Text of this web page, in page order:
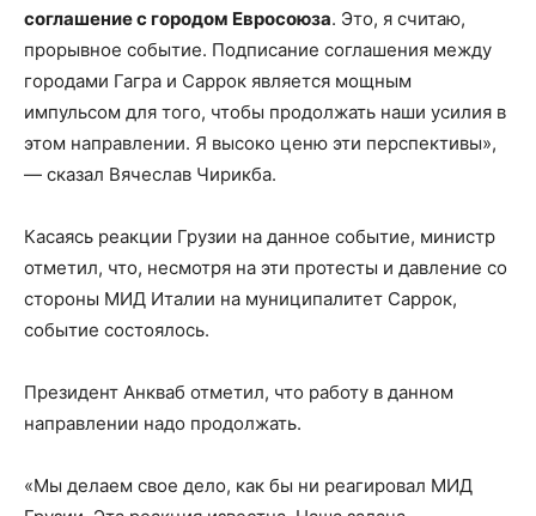
соглашение с городом Евросоюза. Это, я считаю,
прорывное событие. Подписание соглашения между
городами Гагра и Саррок является мощным
импульсом для того, чтобы продолжать наши усилия в
этом направлении. Я высоко ценю эти перспективы»,
— сказал Вячеслав Чирикба.
Касаясь реакции Грузии на данное событие, министр
отметил, что, несмотря на эти протесты и давление со
стороны МИД Италии на муниципалитет Саррок,
событие состоялось.
Президент Анкваб отметил, что работу в данном
направлении надо продолжать.
«Мы делаем свое дело, как бы ни реагировал МИД